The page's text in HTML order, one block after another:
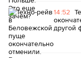
14:52
другой